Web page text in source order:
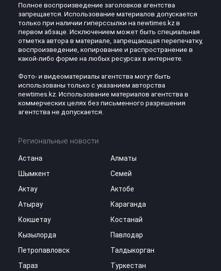
Полное воспроизведение заголовков агентства
запрещается. Использование материалов допускается
только при наличии гиперссылки на newtimes.kz в
первом абзаце. Исключением может быть специальная
отметка автора в материале, запрещающая перепечатку,
воспроизведение, копирование и распространение в
какой-либо форме на любых ресурсах в интернете.
Фото- и видеоматериалы агентства могут быть
использованы только с указанием авторства
newtimes.kz. Использование материалов агентства в
коммерческих целях без письменного разрешения
агентства не допускается.
Региональные новости
Астана
Алматы
Шымкент
Семей
Актау
Актобе
Атырау
Караганда
Кокшетау
Костанай
Кызылорда
Павлодар
Петропавловск
Талдыкорган
Тараз
Туркестан